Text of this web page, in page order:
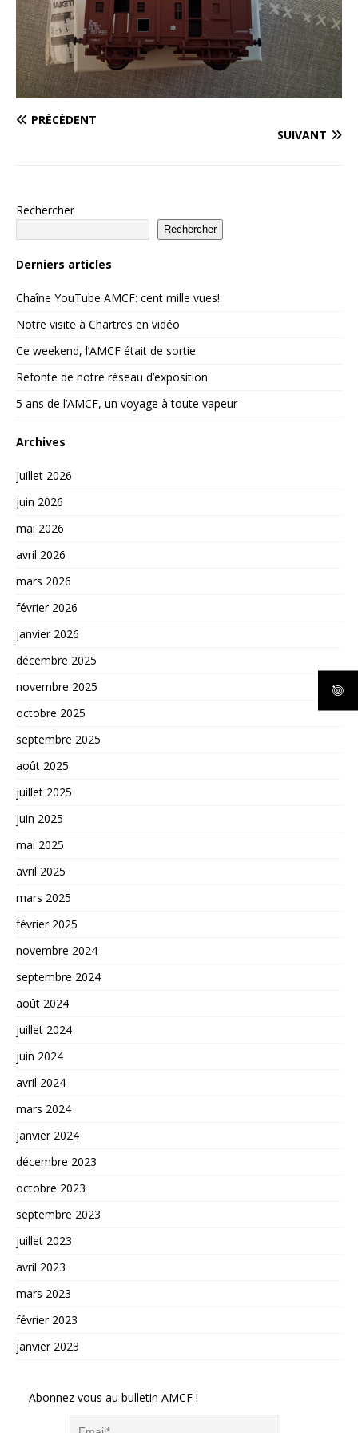
PRÉCÉDENT
SUIVANT
Rechercher
Rechercher
Derniers articles
Chaîne YouTube AMCF: cent mille vues!
Notre visite à Chartres en vidéo
Ce weekend, l’AMCF était de sortie
Refonte de notre réseau d’exposition
5 ans de l’AMCF, un voyage à toute vapeur
Archives
juillet 2026
juin 2026
mai 2026
avril 2026
mars 2026
février 2026
janvier 2026
décembre 2025
novembre 2025
octobre 2025
septembre 2025
août 2025
juillet 2025
juin 2025
mai 2025
avril 2025
mars 2025
février 2025
novembre 2024
septembre 2024
août 2024
juillet 2024
juin 2024
avril 2024
mars 2024
janvier 2024
décembre 2023
octobre 2023
septembre 2023
juillet 2023
avril 2023
mars 2023
février 2023
janvier 2023
Abonnez vous au bulletin AMCF !